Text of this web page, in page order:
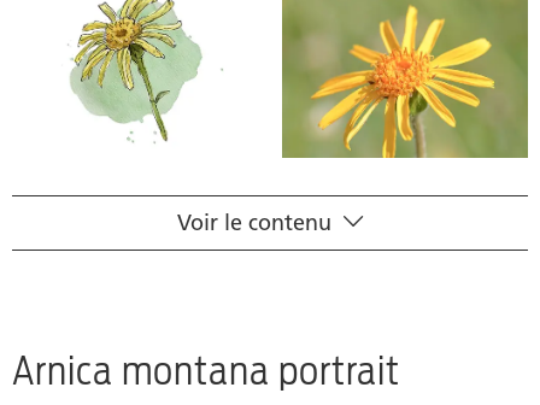
Fiche scientifique
Tableau médical homéopathique
Voir le contenu
Arnica montana portrait